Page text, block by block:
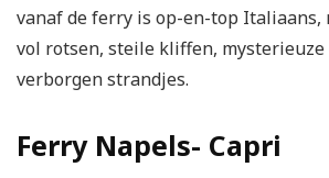
vanaf de ferry is op-en-top
vol rotsen, steile kliffen,
verborgen strandjes.
Ferry Napels- Capri